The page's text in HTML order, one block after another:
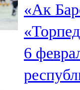
102,3
Яңа
107,0
Яр
«Ак
6